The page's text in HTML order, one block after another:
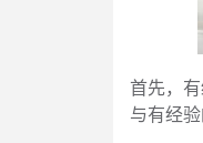
首先，
与有经